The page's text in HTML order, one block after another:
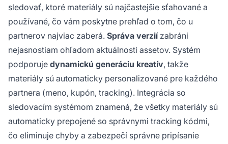
sledovať, ktoré materiály sú najčastejšie sťahované a
používané, čo vám poskytne prehľad o tom, čo u
partnerov najviac zaberá. Správa verziízabráni
nejasnostiam ohľadom aktuálnosti assetov. Systém
podporuje dynamickú generáciu kreatív, takže
materiály sú automaticky personalizované pre každého
partnera (meno, kupón, tracking). Integrácia so
sledovacím systémom znamená, že všetky materiály sú
automaticky prepojené so správnymi tracking kódmi,
čo eliminuje chyby a zabezpečí správne pripísanie